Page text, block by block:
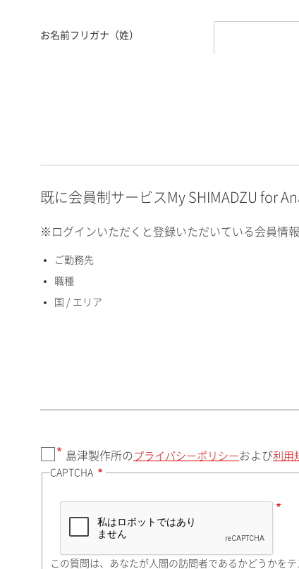
お名前フリガナ（姓）
英数）
国 / エリア
都道府県（勤務先）
町名・番地（勤務先）
既に会員制サービスMy SHIMADZU for
※ログインいただくと登録いただいている会員情
ご勤務先
職種
国 / エリア
島津製作所の プライバシーポリシー および利用
CAPTCHA
この質問は、あなたが人間の訪問者であるかどうかを